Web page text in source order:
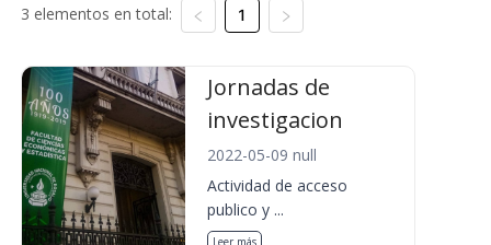
3 elementos en total: 1
Jornadas de
investigacion
2022-05-09 null
Actividad de acceso
publico y ...
Leer más